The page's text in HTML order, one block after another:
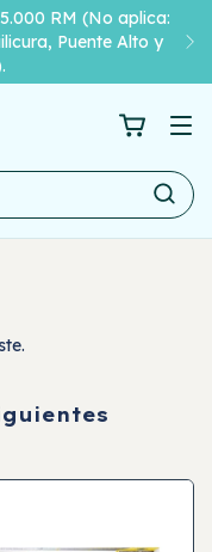
RM (No aplica:
Puente Alto y